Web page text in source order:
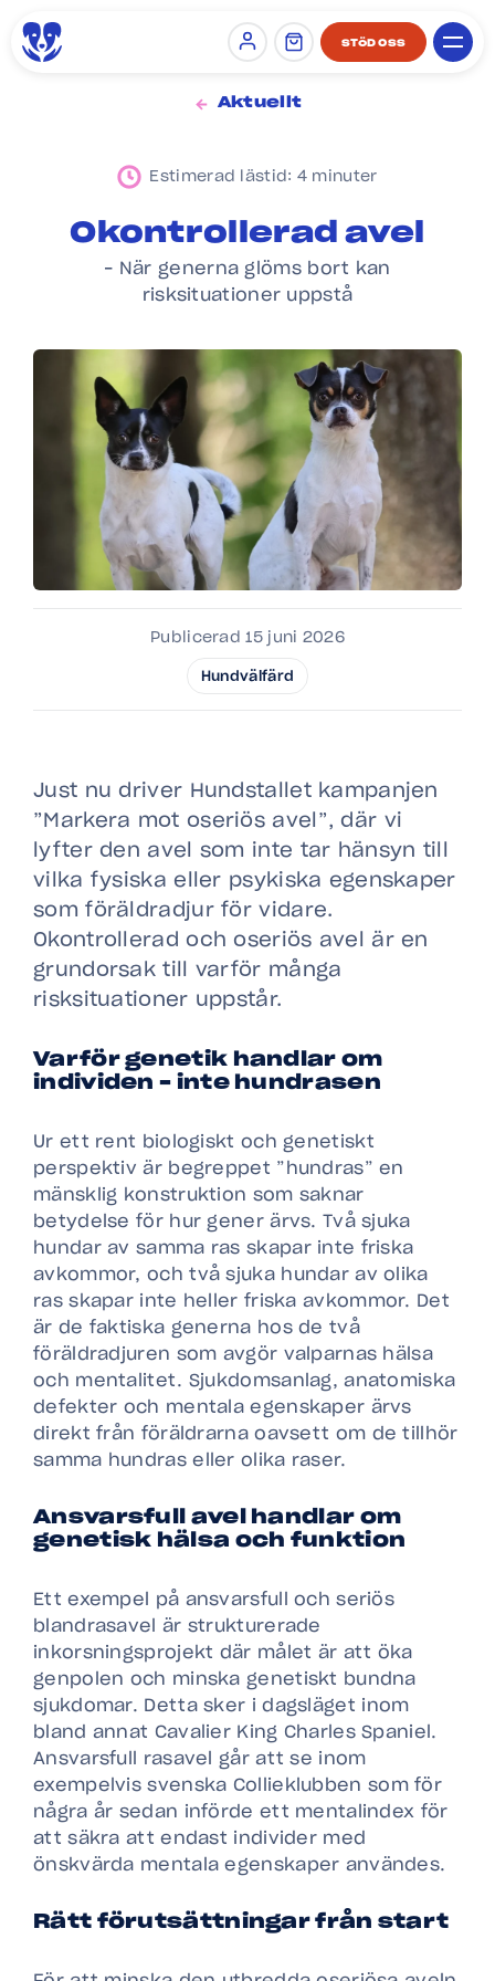
Sign in STÖD OSS
Aktuellt
Estimerad lästid: 4 minuter
Okontrollerad avel
– När generna glöms bort kan
risksituationer uppstå
Publicerad 15 juni 2026
Hundvälfärd
Just nu driver Hundstallet kampanjen
”Markera mot oseriös avel”, där vi
lyfter den avel som inte tar hänsyn till
vilka fysiska eller psykiska egenskaper
som föräldradjur för vidare.
Okontrollerad och oseriös avel är en
grundorsak till varför många
risksituationer uppstår.
Varför genetik handlar om
individen – inte hundrasen
Ur ett rent biologiskt och genetiskt
perspektiv är begreppet ”hundras” en
mänsklig konstruktion som saknar
betydelse för hur gener ärvs. Två sjuka
hundar av samma ras skapar inte friska
avkommor, och två sjuka hundar av olika
ras skapar inte heller friska avkommor. Det
är de faktiska generna hos de två
föräldradjuren som avgör valparnas hälsa
och mentalitet. Sjukdomsanlag, anatomiska
defekter och mentala egenskaper ärvs
direkt från föräldrarna oavsett om de tillhör
samma hundras eller olika raser.
Ansvarsfull avel handlar om
genetisk hälsa och funktion
Ett exempel på ansvarsfull och seriös
blandrasavel är strukturerade
inkorsningsprojekt där målet är att öka
genpolen och minska genetiskt bundna
sjukdomar. Detta sker i dagsläget inom
bland annat Cavalier King Charles Spaniel.
Ansvarsfull rasavel går att se inom
exempelvis svenska Collieklubben som för
några år sedan införde ett mentalindex för
att säkra att endast individer med
önskvärda mentala egenskaper användes.
Rätt förutsättningar från start